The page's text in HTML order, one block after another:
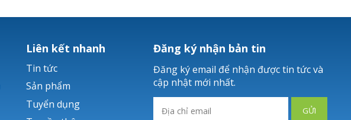
Liên kết nhanh
Tin tức
Sản phẩm
Tuyển dụng
Đăng ký nhận bản tin
Đăng ký email để nhận được tin tức và
cập nhật mới nhất.
GỬI